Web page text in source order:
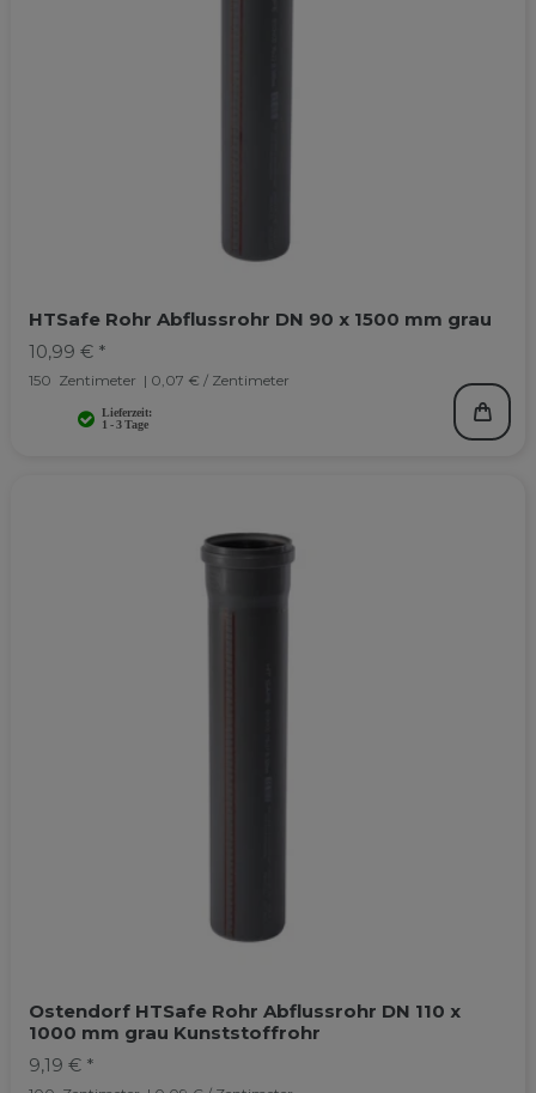
HTSafe Rohr Abflussrohr DN 90 x 1500 mm grau
10,99 € *
150 Zentimeter | 0,07 € / Zentimeter
Ostendorf HTSafe Rohr Abflussrohr DN 110 x
1000 mm grau Kunststoffrohr
9,19 € *